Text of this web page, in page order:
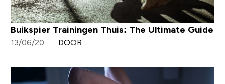
Buikspier Trainingen Thuis: The Ultimate Guide
13/06/20 DOOR